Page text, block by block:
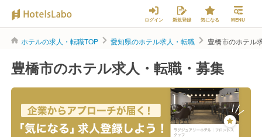
ログイン 新規登録 気になる MENU
ホテルの求人・転職TOP 愛知県のホテル求人・転職 豊橋市のホテル
豊橋市のホテル求人・転職・募集